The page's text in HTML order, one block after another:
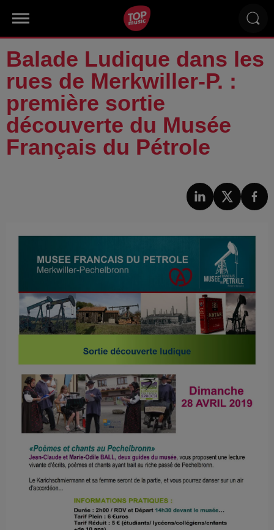
Balade Ludique dans les
rues de Merkwiller-P. :
première sortie
découverte du Musée
Français du Pétrole